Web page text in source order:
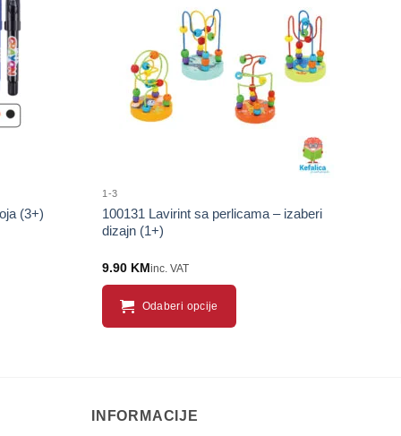
(3+)
proizvod
1-3
100131 Lavirint sa perlicama – izaberi
dizajn (1+)
9.90 KMinc. VAT
Odaberi opcije
variants.
INFORMACIJE